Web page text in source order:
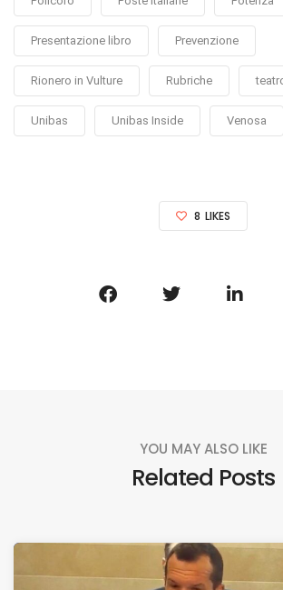
Presentazione libro Prevenzione
Rionero in Vulture Rubriche
Unibas Unibas Inside Venosa
8 LIKES
YOU MAY ALSO LIKE
Related Posts